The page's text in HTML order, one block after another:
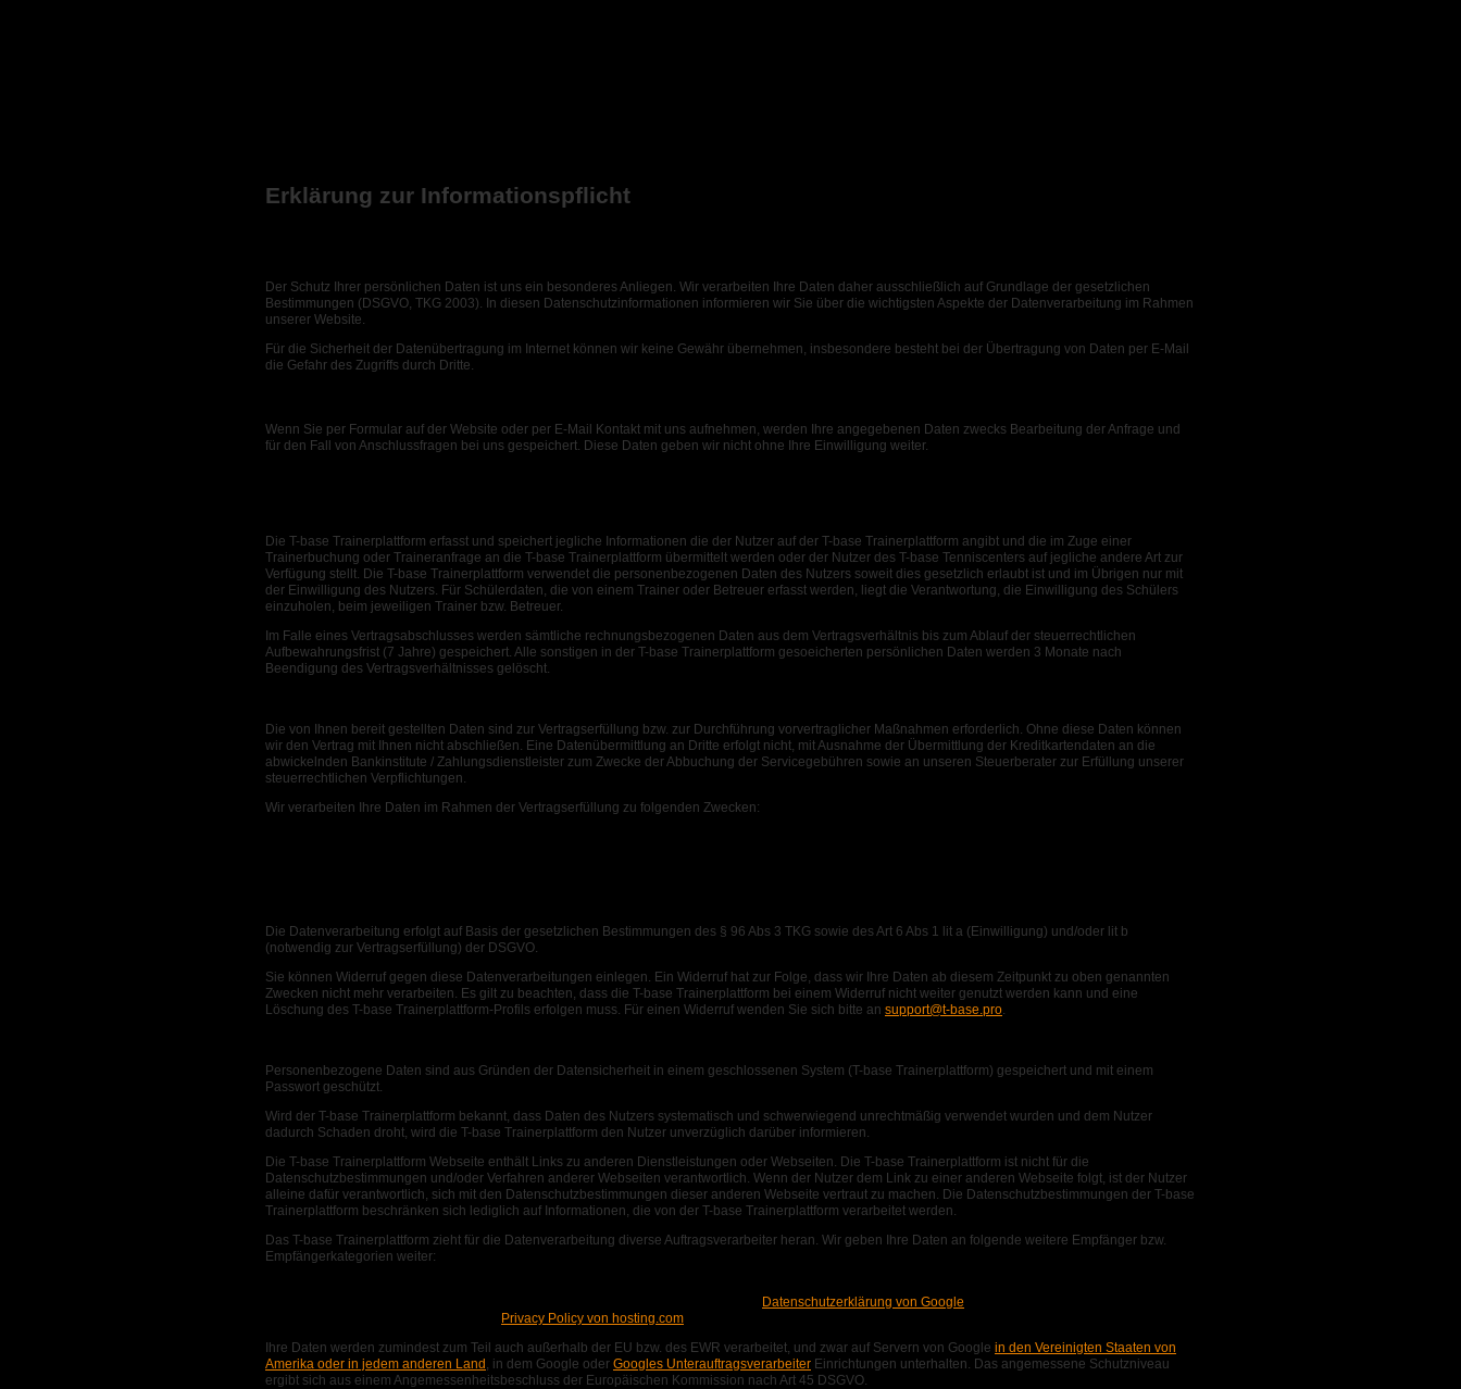
Erklärung zur Informationspflicht
Der Schutz Ihrer persönlichen Daten ist uns ein besonderes Anliegen. Wir verarbeiten Ihre Daten daher ausschließlich auf Grundlage der gesetzlichen
Bestimmungen (DSGVO, TKG 2003). In diesen Datenschutzinformationen informieren wir Sie über die wichtigsten Aspekte der Datenverarbeitung im Rahmen
unserer Website.
Für die Sicherheit der Datenübertragung im Internet können wir keine Gewähr übernehmen, insbesondere besteht bei der Übertragung von Daten per E-Mail
die Gefahr des Zugriffs durch Dritte.
Wenn Sie per Formular auf der Website oder per E-Mail Kontakt mit uns aufnehmen, werden Ihre angegebenen Daten zwecks Bearbeitung der Anfrage und
für den Fall von Anschlussfragen bei uns gespeichert. Diese Daten geben wir nicht ohne Ihre Einwilligung weiter.
Die T-base Trainerplattform erfasst und speichert jegliche Informationen die der Nutzer auf der T-base Trainerplattform angibt und die im Zuge einer
Trainerbuchung oder Traineranfrage an die T-base Trainerplattform übermittelt werden oder der Nutzer des T-base Tenniscenters auf jegliche andere Art zur
Verfügung stellt. Die T-base Trainerplattform verwendet die personenbezogenen Daten des Nutzers soweit dies gesetzlich erlaubt ist und im Übrigen nur mit
der Einwilligung des Nutzers. Für Schülerdaten, die von einem Trainer oder Betreuer erfasst werden, liegt die Verantwortung, die Einwilligung des Schülers
einzuholen, beim jeweiligen Trainer bzw. Betreuer.
Im Falle eines Vertragsabschlusses werden sämtliche rechnungsbezogenen Daten aus dem Vertragsverhältnis bis zum Ablauf der steuerrechtlichen
Aufbewahrungsfrist (7 Jahre) gespeichert. Alle sonstigen in der T-base Trainerplattform gesoeicherten persönlichen Daten werden 3 Monate nach
Beendigung des Vertragsverhältnisses gelöscht.
Die von Ihnen bereit gestellten Daten sind zur Vertragserfüllung bzw. zur Durchführung vorvertraglicher Maßnahmen erforderlich. Ohne diese Daten können
wir den Vertrag mit Ihnen nicht abschließen. Eine Datenübermittlung an Dritte erfolgt nicht, mit Ausnahme der Übermittlung der Kreditkartendaten an die
abwickelnden Bankinstitute / Zahlungsdienstleister zum Zwecke der Abbuchung der Servicegebühren sowie an unseren Steuerberater zur Erfüllung unserer
steuerrechtlichen Verpflichtungen.
Wir verarbeiten Ihre Daten im Rahmen der Vertragserfüllung zu folgenden Zwecken:
Die Datenverarbeitung erfolgt auf Basis der gesetzlichen Bestimmungen des § 96 Abs 3 TKG sowie des Art 6 Abs 1 lit a (Einwilligung) und/oder lit b
(notwendig zur Vertragserfüllung) der DSGVO.
Sie können Widerruf gegen diese Datenverarbeitungen einlegen. Ein Widerruf hat zur Folge, dass wir Ihre Daten ab diesem Zeitpunkt zu oben genannten
Zwecken nicht mehr verarbeiten. Es gilt zu beachten, dass die T-base Trainerplattform bei einem Widerruf nicht weiter genutzt werden kann und eine
Löschung des T-base Trainerplattform-Profils erfolgen muss. Für einen Widerruf wenden Sie sich bitte an support@t-base.pro
Personenbezogene Daten sind aus Gründen der Datensicherheit in einem geschlossenen System (T-base Trainerplattform) gespeichert und mit einem
Passwort geschützt.
Wird der T-base Trainerplattform bekannt, dass Daten des Nutzers systematisch und schwerwiegend unrechtmäßig verwendet wurden und dem Nutzer
dadurch Schaden droht, wird die T-base Trainerplattform den Nutzer unverzüglich darüber informieren.
Die T-base Trainerplattform Webseite enthält Links zu anderen Dienstleistungen oder Webseiten. Die T-base Trainerplattform ist nicht für die
Datenschutzbestimmungen und/oder Verfahren anderer Webseiten verantwortlich. Wenn der Nutzer dem Link zu einer anderen Webseite folgt, ist der Nutzer
alleine dafür verantwortlich, sich mit den Datenschutzbestimmungen dieser anderen Webseite vertraut zu machen. Die Datenschutzbestimmungen der T-base
Trainerplattform beschränken sich lediglich auf Informationen, die von der T-base Trainerplattform verarbeitet werden.
Das T-base Trainerplattform zieht für die Datenverarbeitung diverse Auftragsverarbeiter heran. Wir geben Ihre Daten an folgende weitere Empfänger bzw.
Empfängerkategorien weiter:
Datenschutzerklärung von Google
Privacy Policy von hosting.com
Ihre Daten werden zumindest zum Teil auch außerhalb der EU bzw. des EWR verarbeitet, und zwar auf Servern von Google in den Vereinigten Staaten von
Amerika oder in jedem anderen Land , in dem Google oder Googles Unterauftragsverarbeiter Einrichtungen unterhalten. Das angemessene Schutzniveau
ergibt sich aus einem Angemessenheitsbeschluss der Europäischen Kommission nach Art 45 DSGVO.